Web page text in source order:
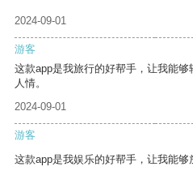
2024-09-01
游客
这款app是我旅行的好帮手，让我能
人情。
2024-09-01
游客
这款app是我娱乐的好帮手，让我能够